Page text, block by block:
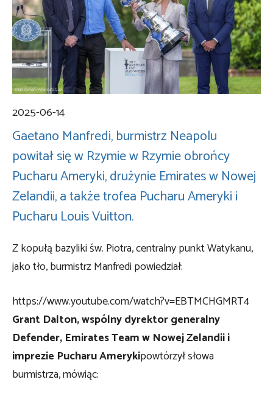
2025-06-14
Gaetano Manfredi, burmistrz Neapolu
powitał się w Rzymie w Rzymie obrońcy
Pucharu Ameryki, drużynie Emirates w Nowej
Zelandii, a także trofea Pucharu Ameryki i
Pucharu Louis Vuitton.
Z kopułą bazyliki św. Piotra, centralny punkt Watykanu,
jako tło, burmistrz Manfredi powiedział:
https://www.youtube.com/watch?v=EBTMCHGMRT4
Grant Dalton, wspólny dyrektor generalny
Defender, Emirates Team w Nowej Zelandii i
imprezie Pucharu Amerykipowtórzył słowa
burmistrza, mówiąc: